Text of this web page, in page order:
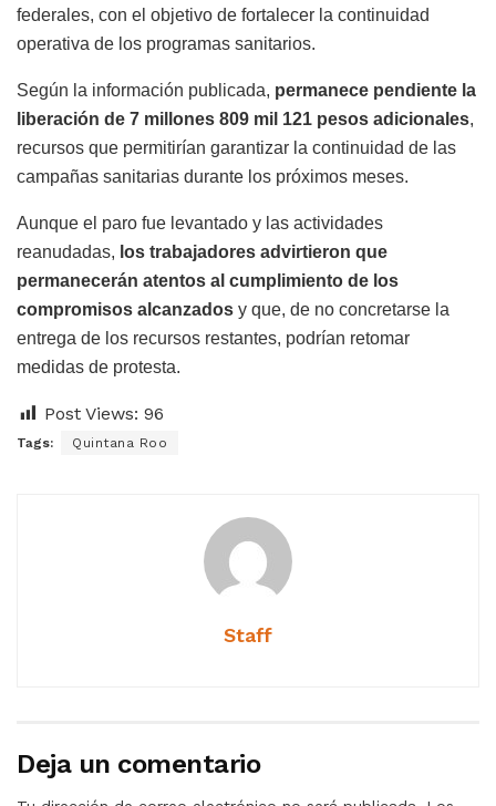
federales, con el objetivo de fortalecer la continuidad
operativa de los programas sanitarios.
Según la información publicada, permanece pendiente la
liberación de 7 millones 809 mil 121 pesos adicionales,
recursos que permitirían garantizar la continuidad de las
campañas sanitarias durante los próximos meses.
Aunque el paro fue levantado y las actividades
reanudadas, los trabajadores advirtieron que
permanecerán atentos al cumplimiento de los
compromisos alcanzados y que, de no concretarse la
entrega de los recursos restantes, podrían retomar
medidas de protesta.
Post Views: 96
Tags: Quintana Roo
Staff
Deja un comentario